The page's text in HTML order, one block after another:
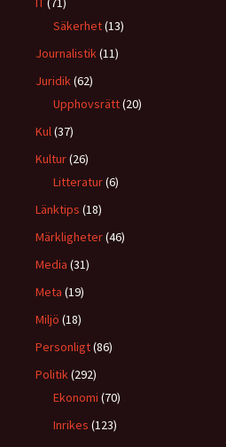
Säkerhet(13)
Journalistik(11)
Juridik(62)
Upphovsrätt(20)
Kul(37)
Kultur(26)
Litteratur(6)
Länktips (18)
Märkligheter(46)
Media (31)
Meta (19)
Miljö (18)
Personligt(86)
Politik(292)
Ekonomi (70)
Inrikes (123)